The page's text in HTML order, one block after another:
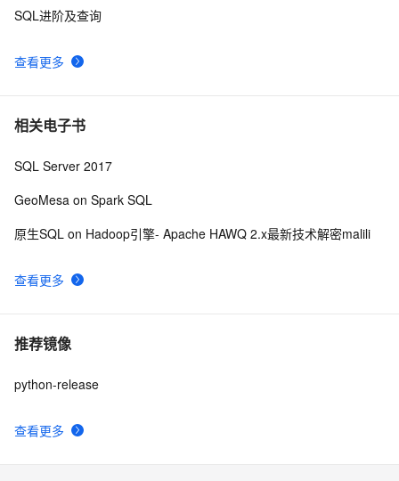
查看更多
SQL进阶及查询
相关电子书
查看更多
SQL Server 2017
GeoMesa on Spark SQL
原生SQL on Hadoop引擎- Apache HAWQ 2.x最新技术解密malili
推荐镜像
查看更多
python-release